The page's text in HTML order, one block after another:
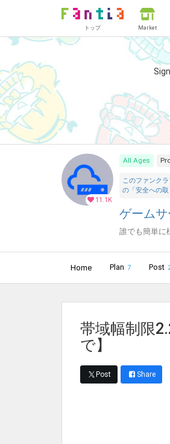
トップ Market
11.1K
All Ages
このファンク
の「安全への
ゲーム
誰でも簡単に
Home Plan 7 Post
帯域幅制限
で】
Post Share